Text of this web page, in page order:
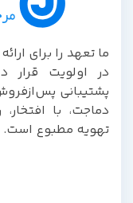
ما تعهد را برای
در اولویت قرار
پشتیبانی
دماجت، با
تهویه مطبوع است.